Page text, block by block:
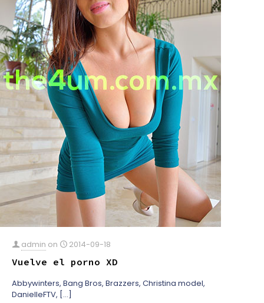
admin on 2014-09-18
Vuelve el porno XD
Abbywinters, Bang Bros, Brazzers, Christina model,
DanielleFTV, […]